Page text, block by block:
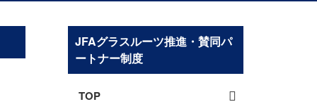
JFAグラスルーツ推進・賛同パ
ートナー制度
TOP